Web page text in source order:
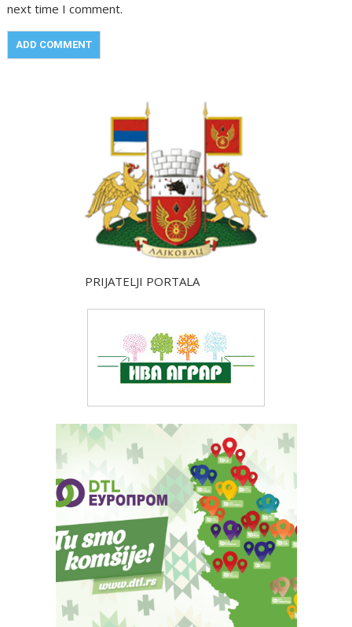
next time I comment.
PRIJATELJI PORTALA